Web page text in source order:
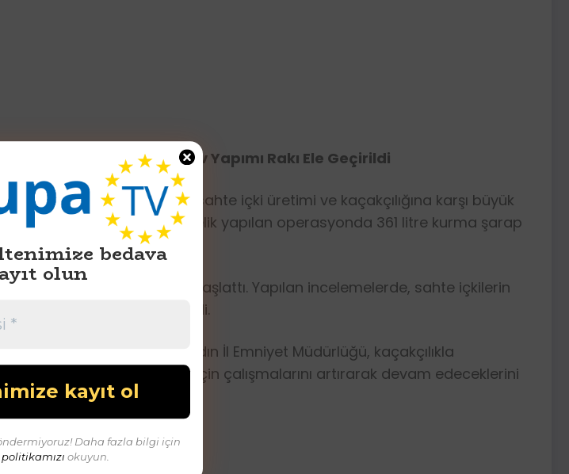
Şarap ve 13 Litre Ev Yapımı Rakı Ele Geçirildi
Şube Müdürlüğü ekipleri, sahte içki üretimi ve kaçakçılığına karşı büyük
çeşitli adreslere yönelik yapılan operasyonda 361 litre kurma şarap
amacıyla bu operasyonu başlattı. Yapılan incelemelerde, sahte içkilerin
yapıldığı belirlendi.
yasal işlem başlatıldı. Aydın İl Emniyet Müdürlüğü, kaçakçılıkla
suçların önüne geçmek için çalışmalarını artırarak devam edeceklerini
bedava
olun
Daha fazla bilgi için
okuyun.